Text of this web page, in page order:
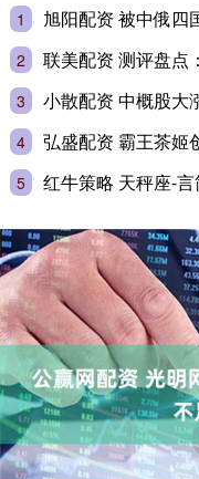
1 旭阳配资 被中俄四国敲打后,
2
联美配资 测评盘点
3
小散配资 中概股大涨，阿里巴巴涨超5%，平头
4
弘盛配资 霸王茶姬创始人张俊杰辟谣：此
5
红牛策略 天秤座-